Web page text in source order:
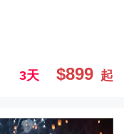
3天 $899 起